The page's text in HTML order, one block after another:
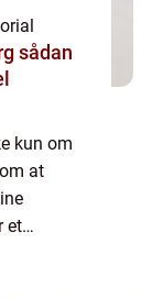
kun om
at
et